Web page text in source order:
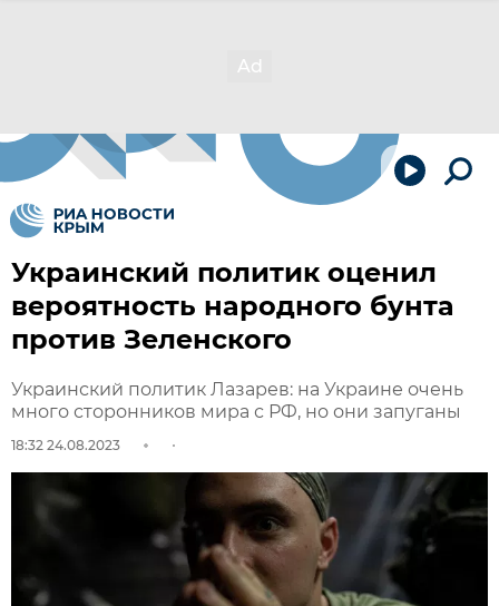
Украинский политик оценил
вероятность народного бунта
против Зеленского
Украинский политик Лазарев: на Украине очень
много сторонников мира с РФ, но они запуганы
18:32 24.08.2023